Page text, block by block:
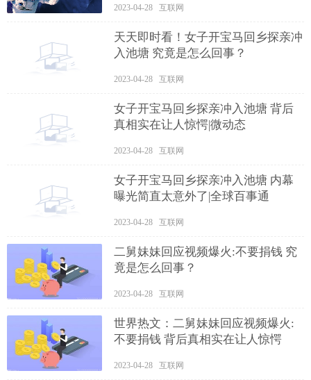
2023-04-28 互联网
天天即时看！女子开宝马回乡探亲冲
入池塘 究竟是怎么回事？
2023-04-28 互联网
女子开宝马回乡探亲冲入池塘 背后
真相实在让人惊愕|微动态
2023-04-28 互联网
女子开宝马回乡探亲冲入池塘 内幕
曝光简直太意外了|全球百事通
2023-04-28 互联网
二舅妹妹回应视频爆火:不要捐钱 究
竟是怎么回事？
2023-04-28 互联网
世界热文：二舅妹妹回应视频爆火:
不要捐钱 背后真相实在让人惊愕
2023-04-28 互联网